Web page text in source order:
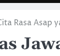
Rasa Asap